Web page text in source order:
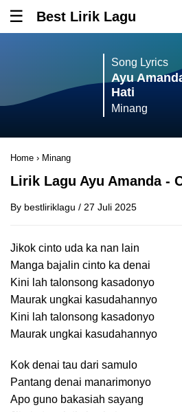
Tombol untuk membuka atau
Best Lirik Lagu
Song Lyrics
Ayu
Hati
Minang
Home › Minang
Lirik Lagu Ayu Amanda -
By bestliriklagu / 27 Juli 2025
Jikok cinto uda ka nan lain
Manga bajalin cinto ka denai
Kini lah talonsong kasadonyo
Maurak ungkai kasudahannyo
Kini lah talonsong kasadonyo
Maurak ungkai kasudahannyo
Kok denai tau dari samulo
Pantang denai manarimonyo
Apo guno bakasiah sayang